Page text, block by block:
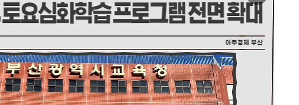
미
지
확